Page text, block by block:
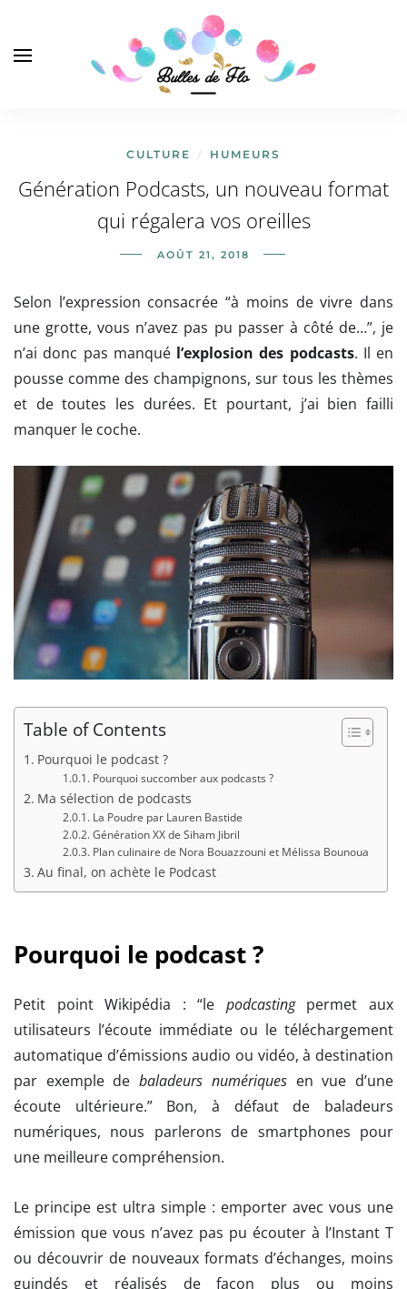
CULTURE / HUMEURS
Génération Podcasts, un nouveau format
qui régalera vos oreilles
AOÛT 21, 2018
Selon l’expression consacrée “à moins de vivre dans
une grotte, vous n’avez pas pu passer à côté de…”, je
n’ai donc pas manqué l’explosion des podcasts. Il en
pousse comme des champignons, sur tous les thèmes
et de toutes les durées. Et pourtant, j’ai bien failli
manquer le coche.
Table of Contents
Pourquoi le podcast ?
Pourquoi succomber aux podcasts ?
Ma sélection de podcasts
La Poudre par Lauren Bastide
Génération XX de Siham Jibril
Plan culinaire de Nora Bouazzouni et Mélissa Bounoua
Au final, on achète le Podcast
Pourquoi le podcast ?
Petit point Wikipédia : “le podcastingpermet aux
utilisateurs l’écoute immédiate ou le téléchargement
automatique d’émissions audio ou vidéo, à destination
par exemple debaladeurs numériquesen vue d’une
écoute ultérieure.” Bon, à défaut de baladeurs
numériques, nous parlerons de smartphones pour
une meilleure compréhension.
Le principe est ultra simple : emporter avec vous une
émission que vous n’avez pas pu écouter à l’Instant T
ou découvrir de nouveaux formats d’échanges, moins
guindés et réalisés de façon plus ou moins